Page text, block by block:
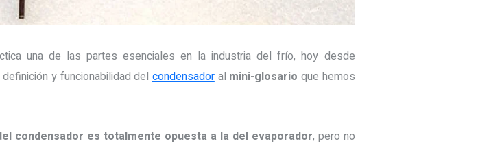
una de las partes esenciales en la industria del frío, hoy desde
y funcionabilidad delcondensadoral mini-glosario que hemos
condensador es totalmente opuesta a la del evaporador, pero no